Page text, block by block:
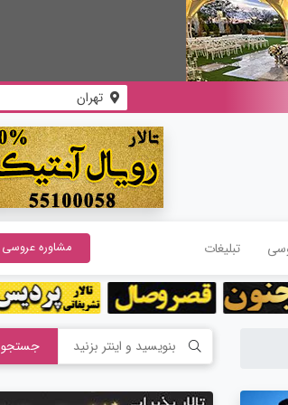
تهران
تبلیغات مشاوره عروسی
جستجو